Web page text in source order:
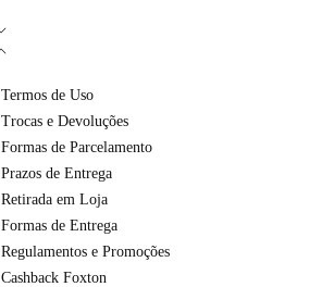
Termos de Uso
Trocas e Devoluções
Formas de Parcelamento
Prazos de Entrega
Retirada em Loja
Formas de Entrega
Regulamentos e Promoções
Cashback Foxton